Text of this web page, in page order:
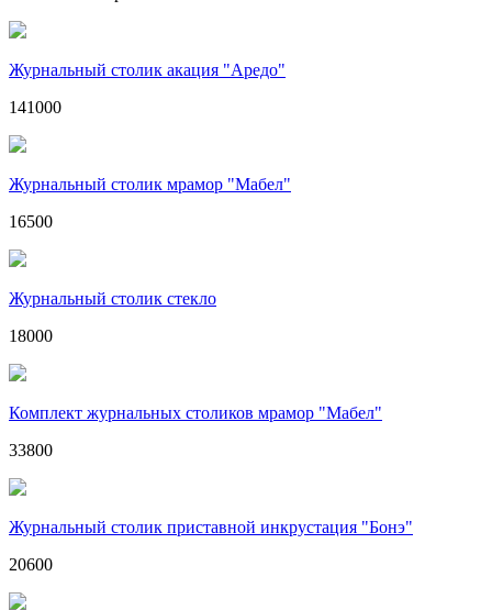
Журнальный столик акация "Аредо"
141000
Журнальный столик мрамор "Мабел"
16500
Журнальный столик стекло
18000
Комплект журнальных столиков мрамор "Мабел"
33800
Журнальный столик приставной инкрустация "Бонэ"
20600